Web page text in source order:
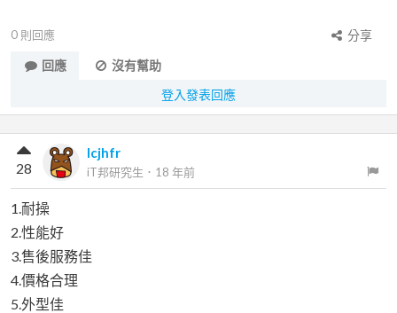
0 則回應
分享
回應
沒有幫助
登入發表回應
lcjhfr
iT邦研究生 ． 18 年前
28
1.耐操
2.性能好
3.售後服務佳
4.價格合理
5.外型佳